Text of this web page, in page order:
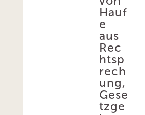
Hauf
e
aus
Rec
htsp
rech
ung,
Gese
tzge